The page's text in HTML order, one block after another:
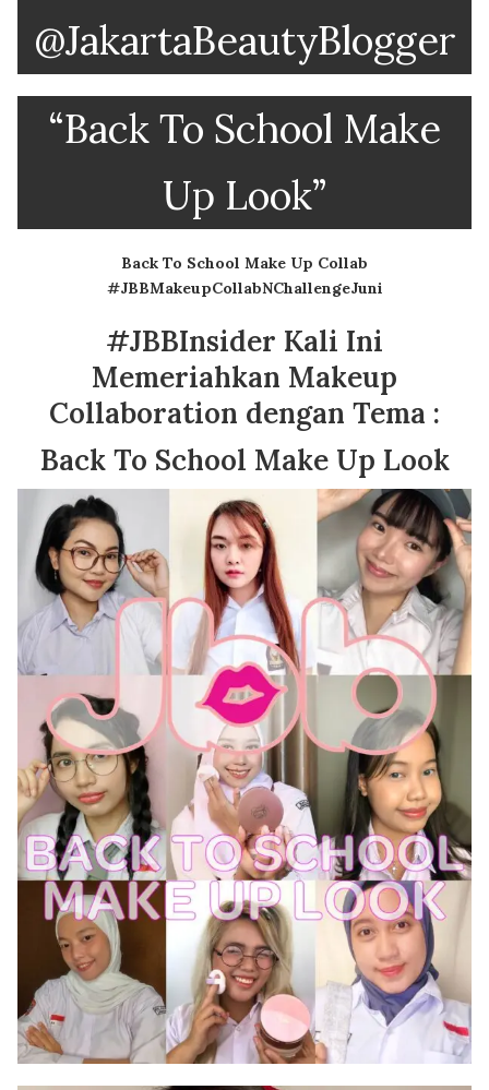
@JakartaBeautyBlogger
“Back To School Make
Up Look”
Back To School Make Up Collab
#JBBMakeupCollabNChallengeJuni
#JBBInsider Kali Ini
Memeriahkan Makeup
Collaboration dengan Tema :
Back To School Make Up Look